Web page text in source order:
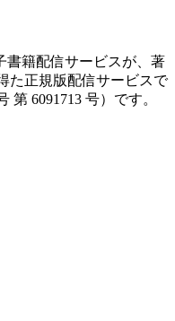
書籍配信サービスが、著
た正規版配信サービスで
6091713 号）です。